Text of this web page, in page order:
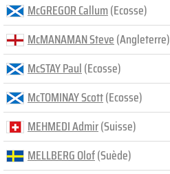
McGREGOR Callum(Ecosse)
McMANAMAN Steve(Angleterre)
McSTAY Paul(Ecosse)
McTOMINAY Scott(Ecosse)
MEHMEDI Admir(Suisse)
MELLBERG Olof(Suède)